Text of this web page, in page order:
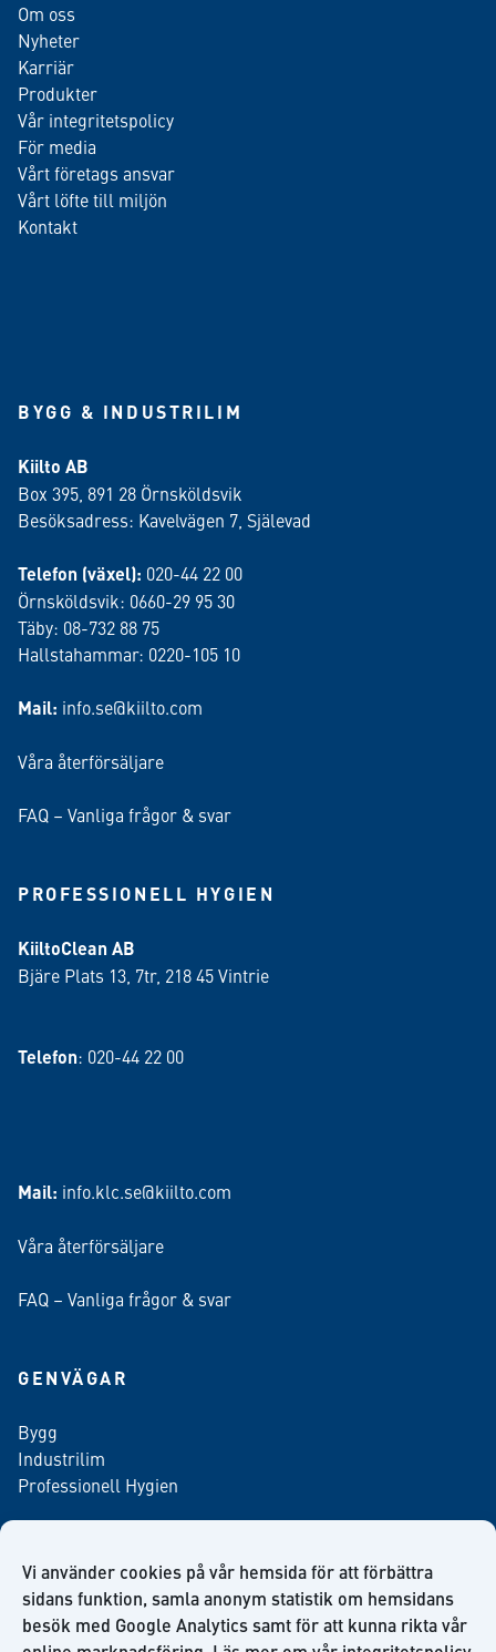
Vi använder cookies på vår hemsida för att förbättra
sidans funktion, samla anonym statistik om hemsidans
besök med Google Analytics samt för att kunna rikta vår
Om oss
Nyheter
Karriär
Produkter
Vår integritetspolicy
För media
Vårt företags ansvar
Vårt löfte till miljön
Kontakt
BYGG & INDUSTRILIM
Kiilto AB
Box 395, 891 28 Örnsköldsvik
Besöksadress: Kavelvägen 7, Själevad
Telefon (växel): 020-44 22 00
Örnsköldsvik: 0660-29 95 30
Täby: 08-732 88 75
Hallstahammar: 0220-105 10
Mail: info.se@kiilto.com
Våra återförsäljare
FAQ – Vanliga frågor & svar
PROFESSIONELL HYGIEN
KiiltoClean AB
Bjäre Plats 13, 7tr, 218 45 Vintrie
Telefon: 020-44 22 00
Mail: info.klc.se@kiilto.com
Våra återförsäljare
FAQ – Vanliga frågor & svar
GENVÄGAR
Bygg
Industrilim
Professionell Hygien
Anmäl dig till vårt nyhetsbrev